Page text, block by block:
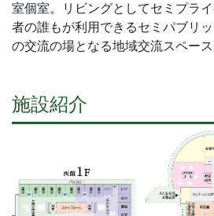
室個室。リビングとしてセミプラ
者の誰もが利用できるセミパブリ
の交流の場となる地域交流スペース
施設紹介